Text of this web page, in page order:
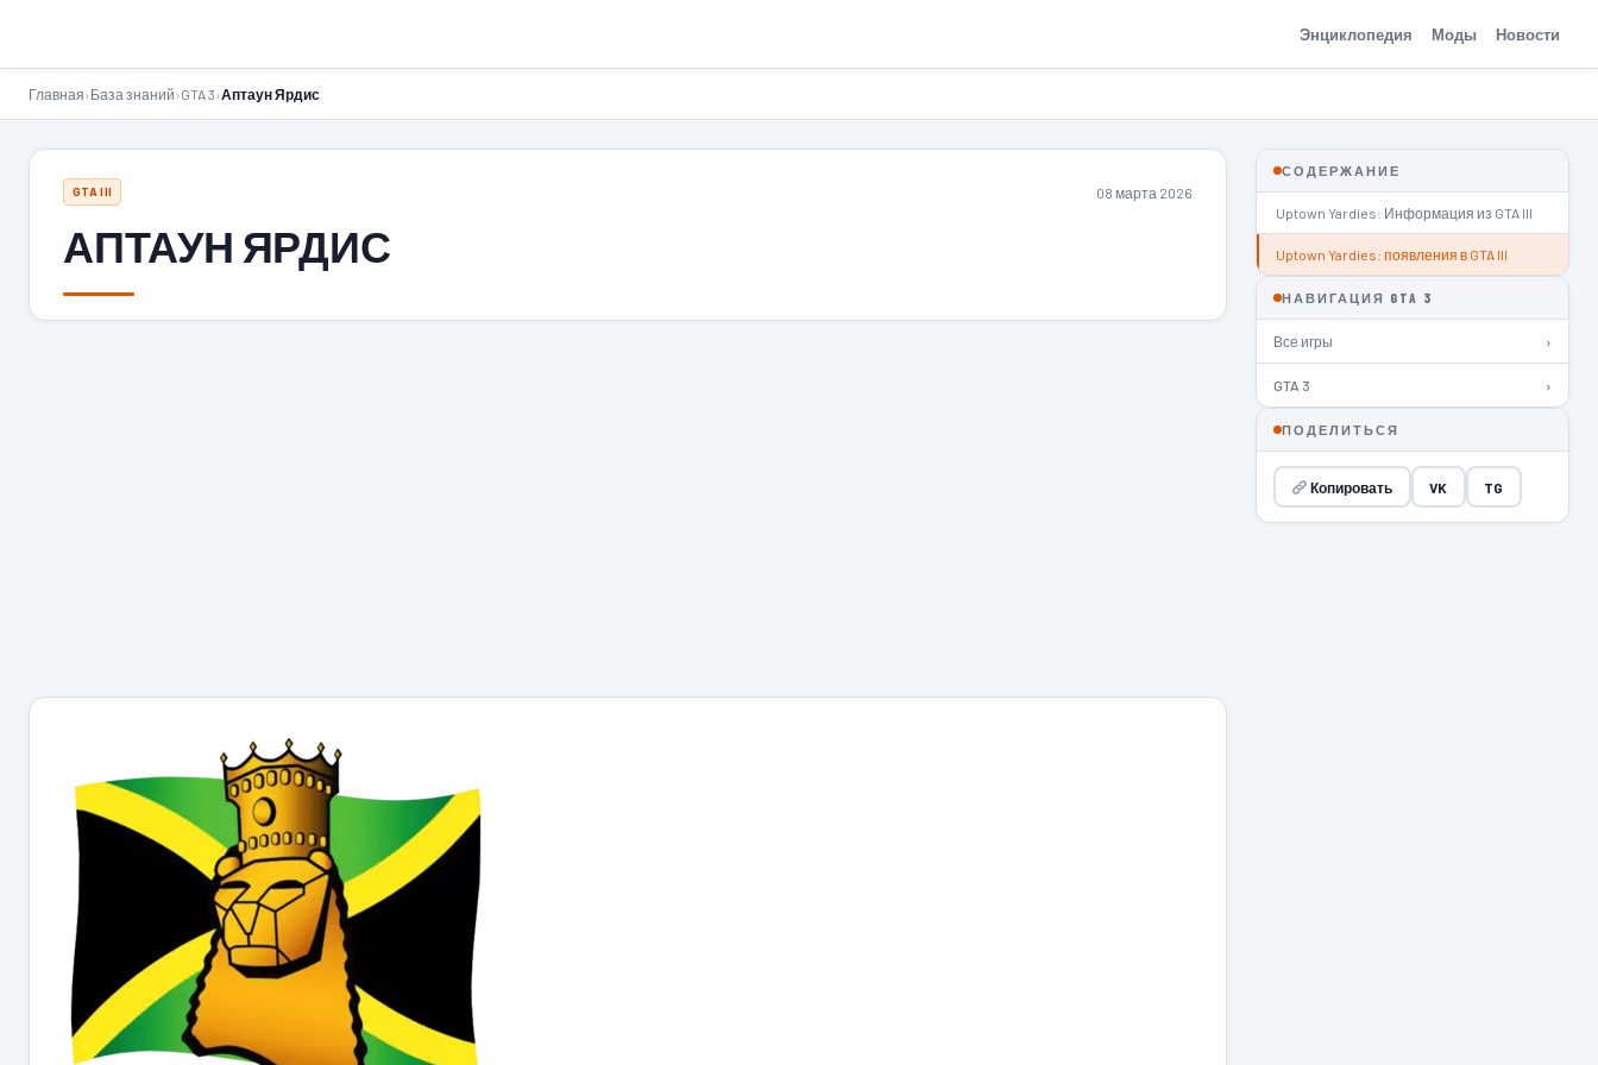
Энциклопедия Моды Новости
Главная›База знаний›GTA 3›Аптаун Ярдис
GTA III 08 марта 2026
АПТАУН ЯРДИС
СОДЕРЖАНИЕ
Uptown Yardies: Информация из GTA III
Uptown Yardies: появления в GTA III
НАВИГАЦИЯ GTA 3
Все игры ›
GTA 3 ›
ПОДЕЛИТЬСЯ
Копировать VK TG